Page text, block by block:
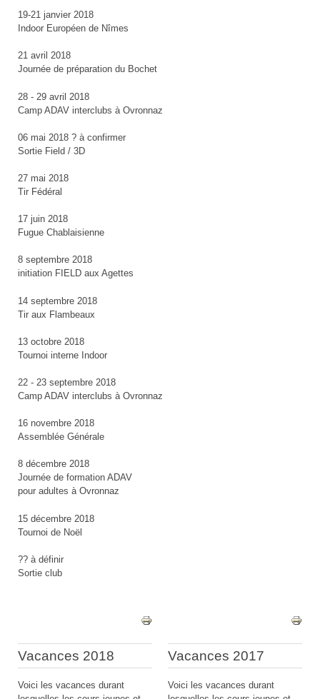
19-21 janvier 2018
Indoor Européen de Nîmes
21 avril 2018
Journée de préparation du Bochet
28 - 29 avril 2018
Camp ADAV interclubs à Ovronnaz
06 mai 2018 ? à confirmer
Sortie Field / 3D
27 mai 2018
Tir Fédéral
17 juin 2018
Fugue Chablaisienne
8 septembre 2018
initiation FIELD aux Agettes
14 septembre 2018
Tir aux Flambeaux
13 octobre 2018
Tournoi interne Indoor
22 - 23 septembre 2018
Camp ADAV interclubs à Ovronnaz
16 novembre 2018
Assemblée Générale
8 décembre 2018
Journée de formation ADAV
pour adultes à Ovronnaz
15 décembre 2018
Tournoi de Noël
?? à définir
Sortie club
Vacances 2018
Voici les vacances durant
Vacances 2017
Voici les vacances durant